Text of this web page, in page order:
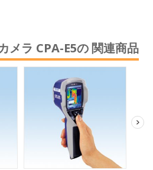
メラ CPA-E5の 関連商品